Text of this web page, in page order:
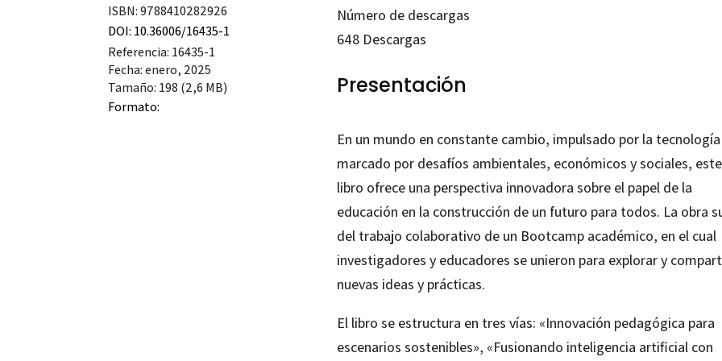
ISBN: 9788410282926
DOI: 10.36006/16435-1
Referencia: 16435-1
Fecha: enero, 2025
Tamaño: 198 (2,6 MB)
Formato:
cantidad
Número de descargas
648Descargas
Presentación
En un mundo en constante cambio, impulsado por la
marcado por desafíos ambientales, económicos y sociales, este
libro ofrece una perspectiva innovadora sobre el papel de la
educación en la construcción de un futuro para todos. La obra
del trabajo colaborativo de un Bootcamp académico, en el cual
investigadores y educadores se unieron para explorar y
nuevas ideas y prácticas.
El libro se estructura en tres vías: «Innovación pedagógica para
escenarios sostenibles», «Fusionando inteligencia artificial con